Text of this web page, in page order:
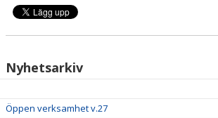
Nyhetsarkiv
Öppen verksamhet v.27